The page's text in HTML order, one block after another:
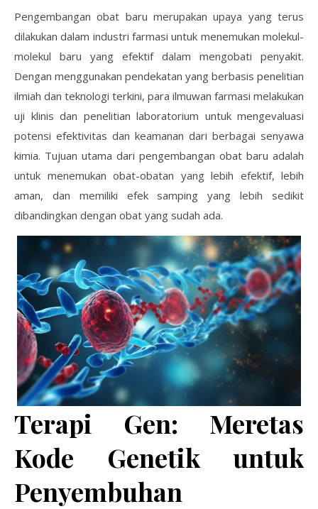
Pengembangan obat baru merupakan upaya yang terus
dilakukan dalam industri farmasi untuk menemukan molekul-
molekul baru yang efektif dalam mengobati penyakit.
Dengan menggunakan pendekatan yang berbasis penelitian
ilmiah dan teknologi terkini, para ilmuwan farmasi melakukan
uji klinis dan penelitian laboratorium untuk mengevaluasi
potensi efektivitas dan keamanan dari berbagai senyawa
kimia. Tujuan utama dari pengembangan obat baru adalah
untuk menemukan obat-obatan yang lebih efektif, lebih
aman, dan memiliki efek samping yang lebih sedikit
dibandingkan dengan obat yang sudah ada.
Terapi Gen: Meretas
Kode Genetik untuk
Penyembuhan